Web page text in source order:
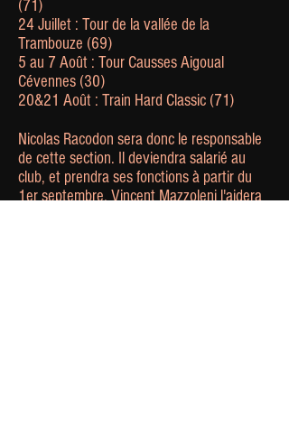
(71)
24 Juillet : Tour de la vallée de la
Trambouze (69)
5 au 7 Août : Tour Causses Aigoual
Cévennes (30)
20&21 Août : Train Hard Classic (71)
Nicolas Racodon sera donc le responsable
de cette section. Il deviendra salarié au
club, et prendra ses fonctions à partir du
1er septembre. Vincent Mazzoleni l'aidera